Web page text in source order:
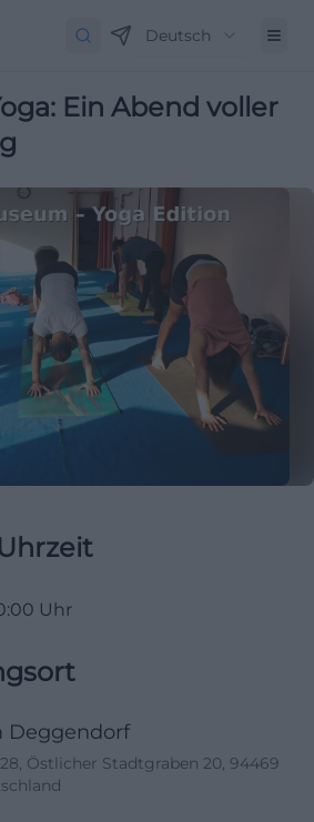
Deutsch
Ein Abend voller
Uhr
Deggendorf
Östlicher Stadtgraben 20, 94469